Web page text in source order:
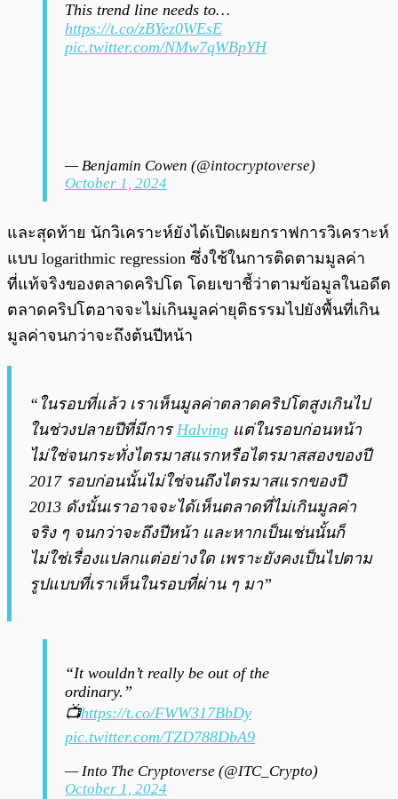
This trend line needs to…
https://t.co/zBYez0WEsE
pic.twitter.com/NMw7qWBpYH
— Benjamin Cowen (@intocryptoverse)
October 1, 2024
และสุดท้าย นักวิเคราะห์ยังได้เปิดเผยกราฟการวิเคราะห์
แบบ logarithmic regression ซึ่งใช้ในการติดตามมูลค่า
ที่แท้จริงของตลาดคริปโต โดยเขาชี้ว่าตามข้อมูลในอดีต
ตลาดคริปโตอาจจะไม่เกินมูลค่ายุติธรรมไปยังพื้นที่เกิน
มูลค่าจนกว่าจะถึงต้นปีหน้า
“ในรอบที่แล้ว เราเห็นมูลค่าตลาดคริปโตสูงเกินไป
ในช่วงปลายปีที่มีการHalving แต่ในรอบก่อนหน้า
ไม่ใช่จนกระทั่งไตรมาสแรกหรือไตรมาสสองของปี
2017 รอบก่อนนั้นไม่ใช่จนถึงไตรมาสแรกของปี
2013 ดังนั้นเราอาจจะได้เห็นตลาดที่ไม่เกินมูลค่า
จริง ๆ จนกว่าจะถึงปีหน้า และหากเป็นเช่นนั้นก็
ไม่ใช่เรื่องแปลกแต่อย่างใด เพราะยังคงเป็นไปตาม
รูปแบบที่เราเห็นในรอบที่ผ่าน ๆ มา”
“It wouldn’t really be out of the
ordinary.”
📺https://t.co/FWW317BbDy
pic.twitter.com/TZD788DbA9
— Into The Cryptoverse (@ITC_Crypto)
October 1, 2024